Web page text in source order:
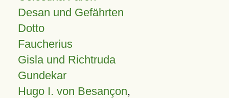
Desan und Gefährten
Dotto
Faucherius
Gisla und Richtruda
Gundekar
Hugo I. von Besançon,